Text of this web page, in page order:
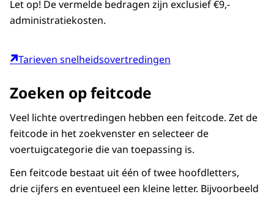
Let op! De vermelde bedragen zijn exclusief €9,-
administratiekosten.
Tarieven snelheidsovertredingen
Zoeken op feitcode
Veel lichte overtredingen hebben een feitcode. Zet de
feitcode in het zoekvenster en selecteer de
voertuigcategorie die van toepassing is.
Een feitcode bestaat uit één of twee hoofdletters,
drie cijfers en eventueel een kleine letter. Bijvoorbeeld